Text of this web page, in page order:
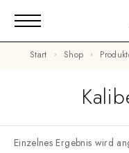
Start Shop
Einzelnes Ergebnis wird